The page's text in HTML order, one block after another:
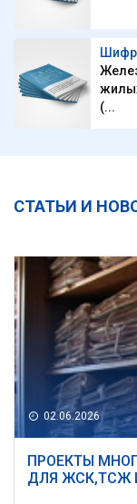
Шифр
(...
СТАТЬИ И
02.06.2026
ПРОЕКТЫ
ДЛЯ ЖСК,ТСЖ